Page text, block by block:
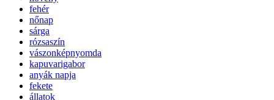
fehér
nőnap
sárga
rózsaszín
vászonképnyomda
kapuvarigabor
anyák napja
fekete
állatok